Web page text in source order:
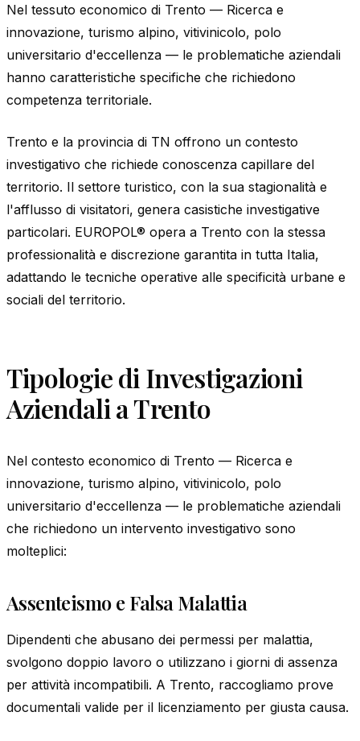
Nel tessuto economico di Trento — Ricerca e
innovazione, turismo alpino, vitivinicolo, polo
universitario d'eccellenza — le problematiche aziendali
hanno caratteristiche specifiche che richiedono
competenza territoriale.
Trento e la provincia di TN offrono un contesto
investigativo che richiede conoscenza capillare del
territorio. Il settore turistico, con la sua stagionalità e
l'afflusso di visitatori, genera casistiche investigative
particolari. EUROPOL® opera a Trento con la stessa
professionalità e discrezione garantita in tutta Italia,
adattando le tecniche operative alle specificità urbane e
sociali del territorio.
Tipologie di Investigazioni
Aziendali a Trento
Nel contesto economico di Trento — Ricerca e
innovazione, turismo alpino, vitivinicolo, polo
universitario d'eccellenza — le problematiche aziendali
che richiedono un intervento investigativo sono
molteplici:
Assenteismo e Falsa Malattia
Dipendenti che abusano dei permessi per malattia,
svolgono doppio lavoro o utilizzano i giorni di assenza
per attività incompatibili. A Trento, raccogliamo prove
documentali valide per il licenziamento per giusta causa.